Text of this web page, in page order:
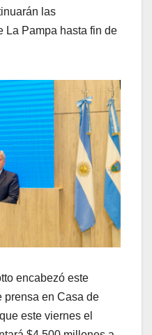
las
La Pampa hasta fin de
encabezó este
prensa en Casa de
este viernes el